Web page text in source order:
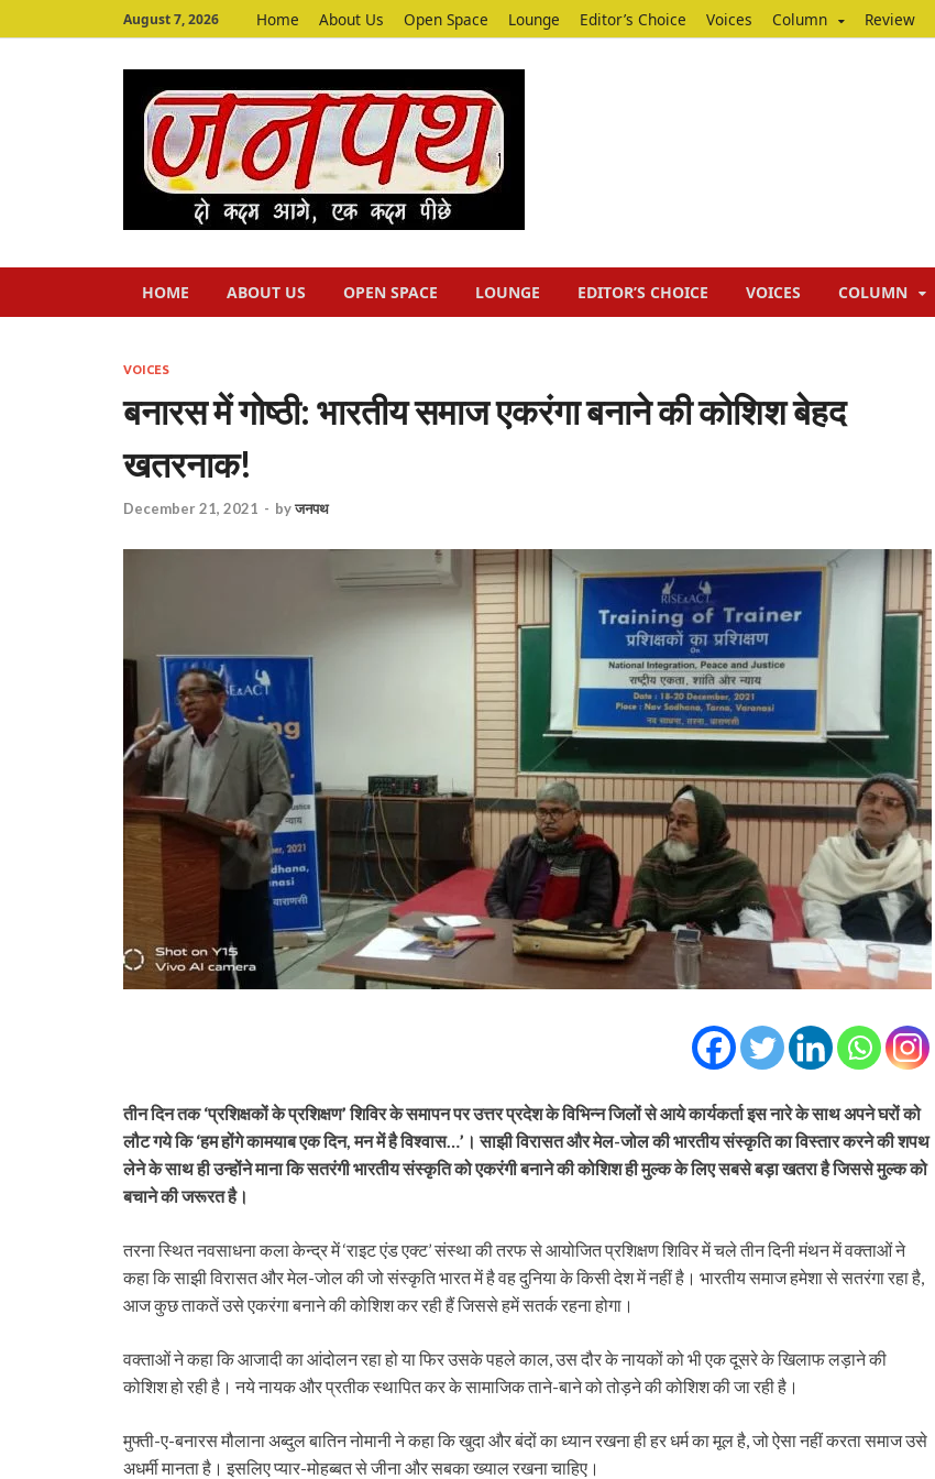
August 7, 2026 Home About Us Open Space Lounge Editor’s Choice Voices Column Review
HOME ABOUT US OPEN SPACE LOUNGE EDITOR’S CHOICE VOICES COLUMN
VOICES
बनारस में गोष्ठी: भारतीय समाज एकरंगा बनाने की कोशिश बेहद
खतरनाक!
December 21, 2021 - byजनपथ
तीन दिन तक ‘प्रशिक्षकों के प्रशिक्षण’ शिविर के समापन पर उत्तर प्रदेश के विभिन्न जिलों से आये कार्यकर्ता इस नारे के साथ अपने घरों को
लौट गये कि ‘हम होंगे कामयाब एक दिन, मन में है विश्वास…’। साझी विरासत और मेल-जोल की भारतीय संस्कृति का विस्तार करने की शपथ
लेने के साथ ही उन्होंने माना कि सतरंगी भारतीय संस्कृति को एकरंगी बनाने की कोशिश ही मुल्क के लिए सबसे बड़ा खतरा है जिससे मुल्क को
बचाने की जरूरत है।
तरना स्थित नवसाधना कला केन्द्र में ‘राइट एंड एक्ट’ संस्था की तरफ से आयोजित प्रशिक्षण शिविर में चले तीन दिनी मंथन में वक्ताओं ने
कहा कि साझी विरासत और मेल-जोल की जो संस्कृति भारत में है वह दुनिया के किसी देश में नहीं है। भारतीय समाज हमेशा से सतरंगा रहा है,
आज कुछ ताकतें उसे एकरंगा बनाने की कोशिश कर रही हैं जिससे हमें सतर्क रहना होगा।
वक्ताओं ने कहा कि आजादी का आंदोलन रहा हो या फिर उसके पहले काल, उस दौर के नायकों को भी एक दूसरे के खिलाफ लड़ाने की
कोशिश हो रही है। नये नायक और प्रतीक स्थापित कर के सामाजिक ताने-बाने को तोड़ने की कोशिश की जा रही है।
मुफ्ती-ए-बनारस मौलाना अब्दुल बातिन नोमानी ने कहा कि खुदा और बंदों का ध्यान रखना ही हर धर्म का मूल है, जो ऐसा नहीं करता समाज उसे
अधर्मी मानता है। इसलिए प्यार-मोहब्बत से जीना और सबका ख्याल रखना चाहिए।